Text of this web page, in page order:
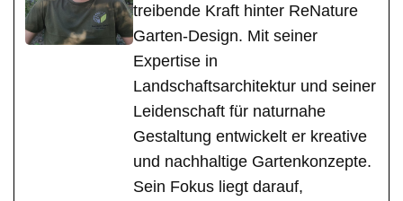
treibende Kraft hinter ReNature
Garten-Design. Mit seiner
Expertise in
Landschaftsarchitektur und seiner
Leidenschaft für naturnahe
Gestaltung entwickelt er kreative
und nachhaltige Gartenkonzepte.
Sein Fokus liegt darauf,